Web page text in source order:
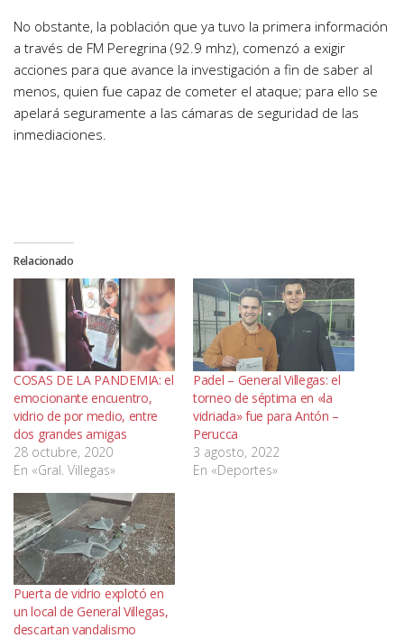
No obstante, la población que ya tuvo la primera información
a través de FM Peregrina (92.9 mhz), comenzó a exigir
acciones para que avance la investigación a fin de saber al
menos, quien fue capaz de cometer el ataque; para ello se
apelará seguramente a las cámaras de seguridad de las
inmediaciones.
Relacionado
COSAS DE LA PANDEMIA: el
emocionante encuentro,
vidrio de por medio, entre
dos grandes amigas
28 octubre, 2020
En «Gral. Villegas»
Padel – General Villegas: el
torneo de séptima en «la
vidriada» fue para Antón –
Perucca
3 agosto, 2022
En «Deportes»
Puerta de vidrio explotó en
un local de General Villegas,
descartan vandalismo